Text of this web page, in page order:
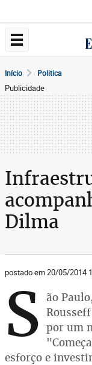
Início Politica
Publicidade
Dilma
postado em 20/05/2014
S ão
por um
esforço e